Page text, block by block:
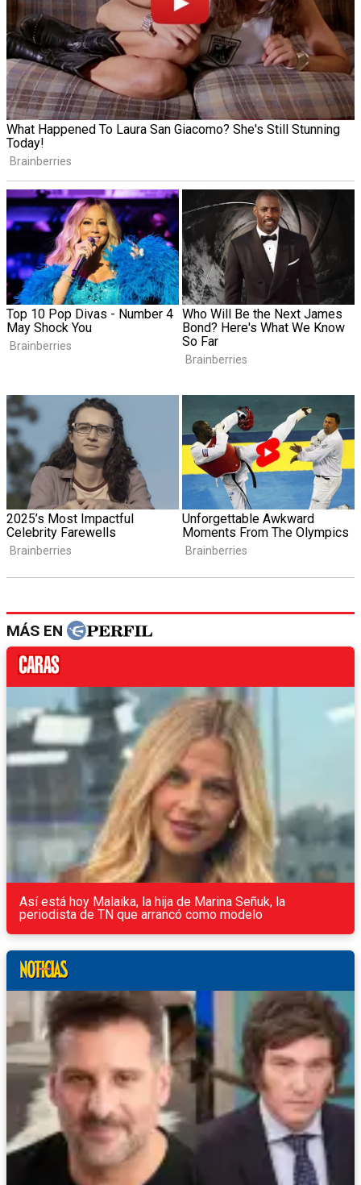
MÁS EN
Así está hoy Malaika, la hija de Marina Señuk, la
periodista de TN que arrancó como modelo